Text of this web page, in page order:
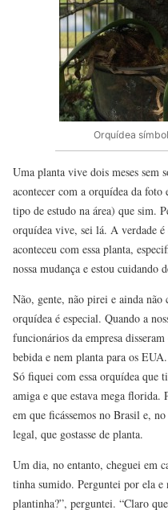
Orquídea
Uma planta vive dois meses sem
acontecer com a orquídea da foto
tipo de estudo na área) que sim.
orquídea vive, sei lá. A verdade
aconteceu com essa planta,
nossa mudança e estou
Não, gente, não pirei e ainda não
orquídea é especial. Quando a
funcionários da empresa
bebida e nem planta para os
Só fiquei com essa orquídea que
amiga e que estava mega
em que ficássemos no Brasil e,
legal, que gostasse de planta.
Um dia, no entanto, cheguei em
tinha sumido. Perguntei por ela e
plantinha?”, perguntei. “Claro